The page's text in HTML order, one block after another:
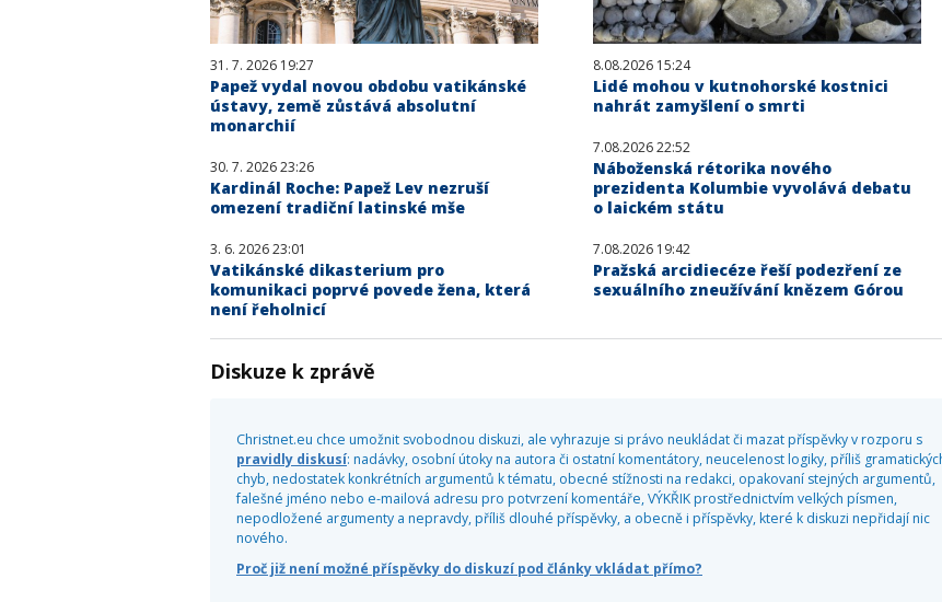
31. 7. 2026 19:27
Papež vydal novou obdobu vatikánské
ústavy, země zůstává absolutní
monarchií
30. 7. 2026 23:26
Kardinál Roche: Papež Lev nezruší
omezení tradiční latinské mše
3. 6. 2026 23:01
Vatikánské dikasterium pro
komunikaci poprvé povede žena, která
není řeholnicí
8.08.2026 15:24
Lidé mohou v kutnohorské kostnici
nahrát zamyšlení o smrti
7.08.2026 22:52
Náboženská rétorika nového
prezidenta Kolumbie vyvolává debatu
o laickém státu
7.08.2026 19:42
Pražská arcidiecéze řeší podezření ze
sexuálního zneužívání knězem Górou
Diskuze k zprávě
Christnet.eu chce umožnit svobodnou diskuzi, ale vyhrazuje si právo neukládat či mazat příspěvky v rozporu s
pravidly diskusí: nadávky, osobní útoky na autora či ostatní komentátory, neucelenost logiky, příliš
chyb, nedostatek konkrétních argumentů k tématu, obecné stížnosti na redakci, opakovaní stejných argumentů,
falešné jméno nebo e-mailová adresu pro potvrzení komentáře, VÝKŘIK prostřednictvím velkých písmen,
nepodložené argumenty a nepravdy, příliš dlouhé příspěvky, a obecně i příspěvky, které k diskuzi nepřidají nic
nového.
Proč již není možné příspěvky do diskuzí pod články vkládat přímo?